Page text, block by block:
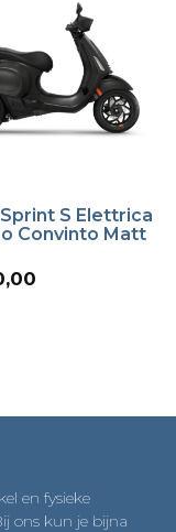
S Elettrica
Convinto Matt
en fysieke
ons kun je bijna